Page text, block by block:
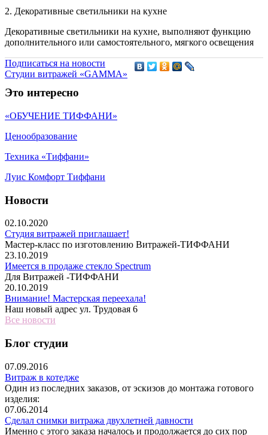
2. Декоративные светильники на кухне
Декоративные светильники на кухне, выполняют функцию
дополнительного или самостоятельного, мягкого освещения
Подписаться на новости
Студии витражей «GAMMA»
Это интересно
«ОБУЧЕНИЕ ТИФФАНИ»
Ценообразование
Техника «Тиффани»
Луис Комфорт Тиффани
Новости
02.10.2020
Студия витражей приглашает!
Мастер-класс по изготовлению Витражей-ТИФФАНИ
23.10.2019
Имеется в продаже стекло Spectrum
Для Витражей -ТИФФАНИ
20.10.2019
Внимание! Мастерская переехала!
Наш новый адрес ул. Трудовая 6
Все новости
Блог студии
07.09.2016
Витраж в котедже
Один из последних заказов, от эскизов до монтажа готового
изделия:
07.06.2014
Сделал снимки витража двухлетней давности
Именно с этого заказа началось и продолжается до сих пор